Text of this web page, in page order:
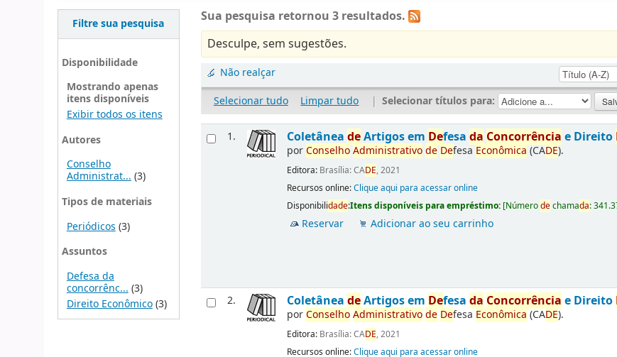
Filtre sua pesquisa
Disponibilidade
Mostrando apenas
itens disponíveis
Exibir todos os itens
Autores
Conselho
Administrat...(3)
Tipos de materiais
Periódicos (3)
Assuntos
Defesa da
concorrênc... (3)
Direito Econômico(3)
Sua pesquisa retornou 3 resultados.
Desculpe, sem sugestões.
Não realçar
Selecionar tudo
Limpar tudo | Selecionar títulos para:
1. ColetâneadeArtigos em Defesada Concorrência e Direito
porConselhoAdministrativode Defesa Econômica (CADE).
Editora: Brasília: CADE, 2021
Recursos online:Clique aqui para acessar online
Disponibilidade:Itens disponíveis para empréstimo: [Númerodechamada:
Reservar Adicionar ao seu carrinho
2. ColetâneadeArtigos em Defesada Concorrência e Direito
porConselhoAdministrativode Defesa Econômica (CADE).
Editora: Brasília: CADE, 2021
Recursos online:Clique aqui para acessar online